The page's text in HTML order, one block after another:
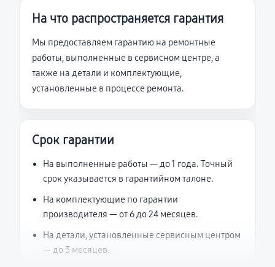
На что распространяется гарантия
Мы предоставляем гарантию на ремонтные
работы, выполненные в сервисном центре, а
также на детали и комплектующие,
установленные в процессе ремонта.
Срок гарантии
На выполненные работы — до 1 года. Точный
срок указывается в гарантийном талоне.
На комплектующие по гарантии
производителя — от 6 до 24 месяцев.
На детали, установленные сервисным центром
— до 3 месяцев.